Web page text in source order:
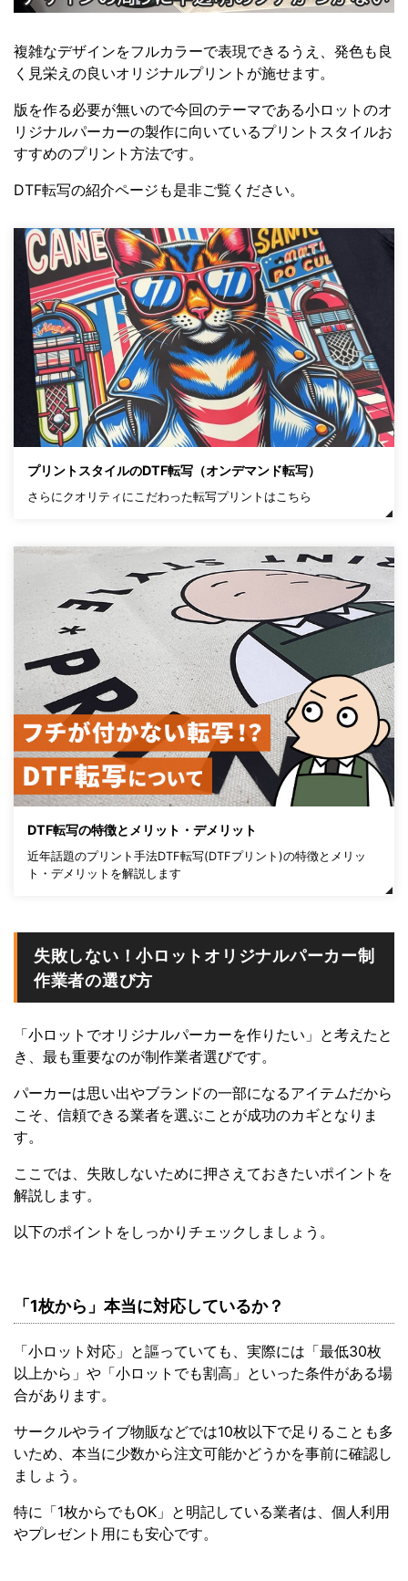
複雑なデザインをフルカラーで表現できるうえ、発色も良
く見栄えの良いオリジナルプリントが施せます。
版を作る必要が無いので今回のテーマである小ロットのオ
リジナルパーカーの製作に向いているプリントスタイルお
すすめのプリント方法です。
DTF転写の紹介ページも是非ご覧ください。
プリントスタイルのDTF転写（オンデマンド転写）
さらにクオリティにこだわった転写プリントはこちら
DTF転写の特徴とメリット・デメリット
近年話題のプリント手法DTF転写(DTFプリント)の特徴とメリッ
ト・デメリットを解説します
失敗しない！小ロットオリジナルパーカー制
作業者の選び方
「小ロットでオリジナルパーカーを作りたい」と考えたと
き、最も重要なのが制作業者選びです。
パーカーは思い出やブランドの一部になるアイテムだから
こそ、信頼できる業者を選ぶことが成功のカギとなりま
す。
ここでは、失敗しないために押さえておきたいポイントを
解説します。
以下のポイントをしっかりチェックしましょう。
「1枚から」本当に対応しているか？
「小ロット対応」と謳っていても、実際には「最低30枚
以上から」や「小ロットでも割高」といった条件がある場
合があります。
サークルやライブ物販などでは10枚以下で足りることも多
いため、本当に少数から注文可能かどうかを事前に確認し
ましょう。
特に「1枚からでもOK」と明記している業者は、個人利用
やプレゼント用にも安心です。